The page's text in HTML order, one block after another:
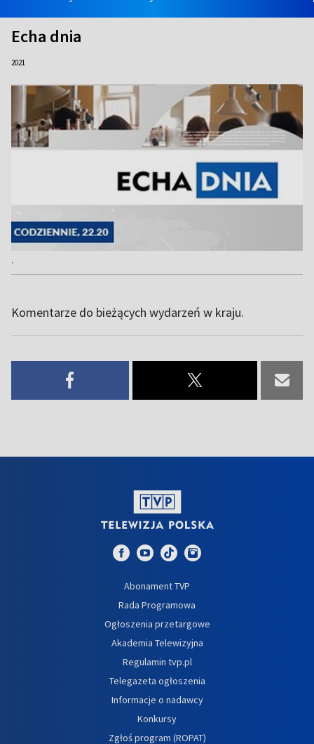
Echa dnia
2021
.
Komentarze do bieżących wydarzeń w kraju.
Abonament TVP
Rada Programowa
Ogłoszenia przetargowe
Akademia Telewizyjna
Regulamin tvp.pl
Telegazeta ogłoszenia
Informacje o nadawcy
Konkursy
Zgłoś program (ROPAT)